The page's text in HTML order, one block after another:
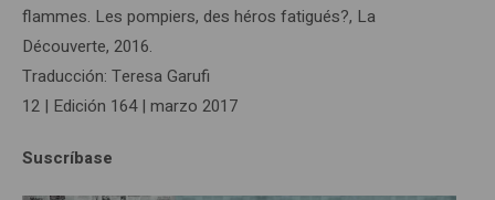
flammes. Les pompiers, des héros fatigués?, La
Découverte, 2016.
Traducción: Teresa Garufi
12 | Edición 164 | marzo 2017
Suscríbase